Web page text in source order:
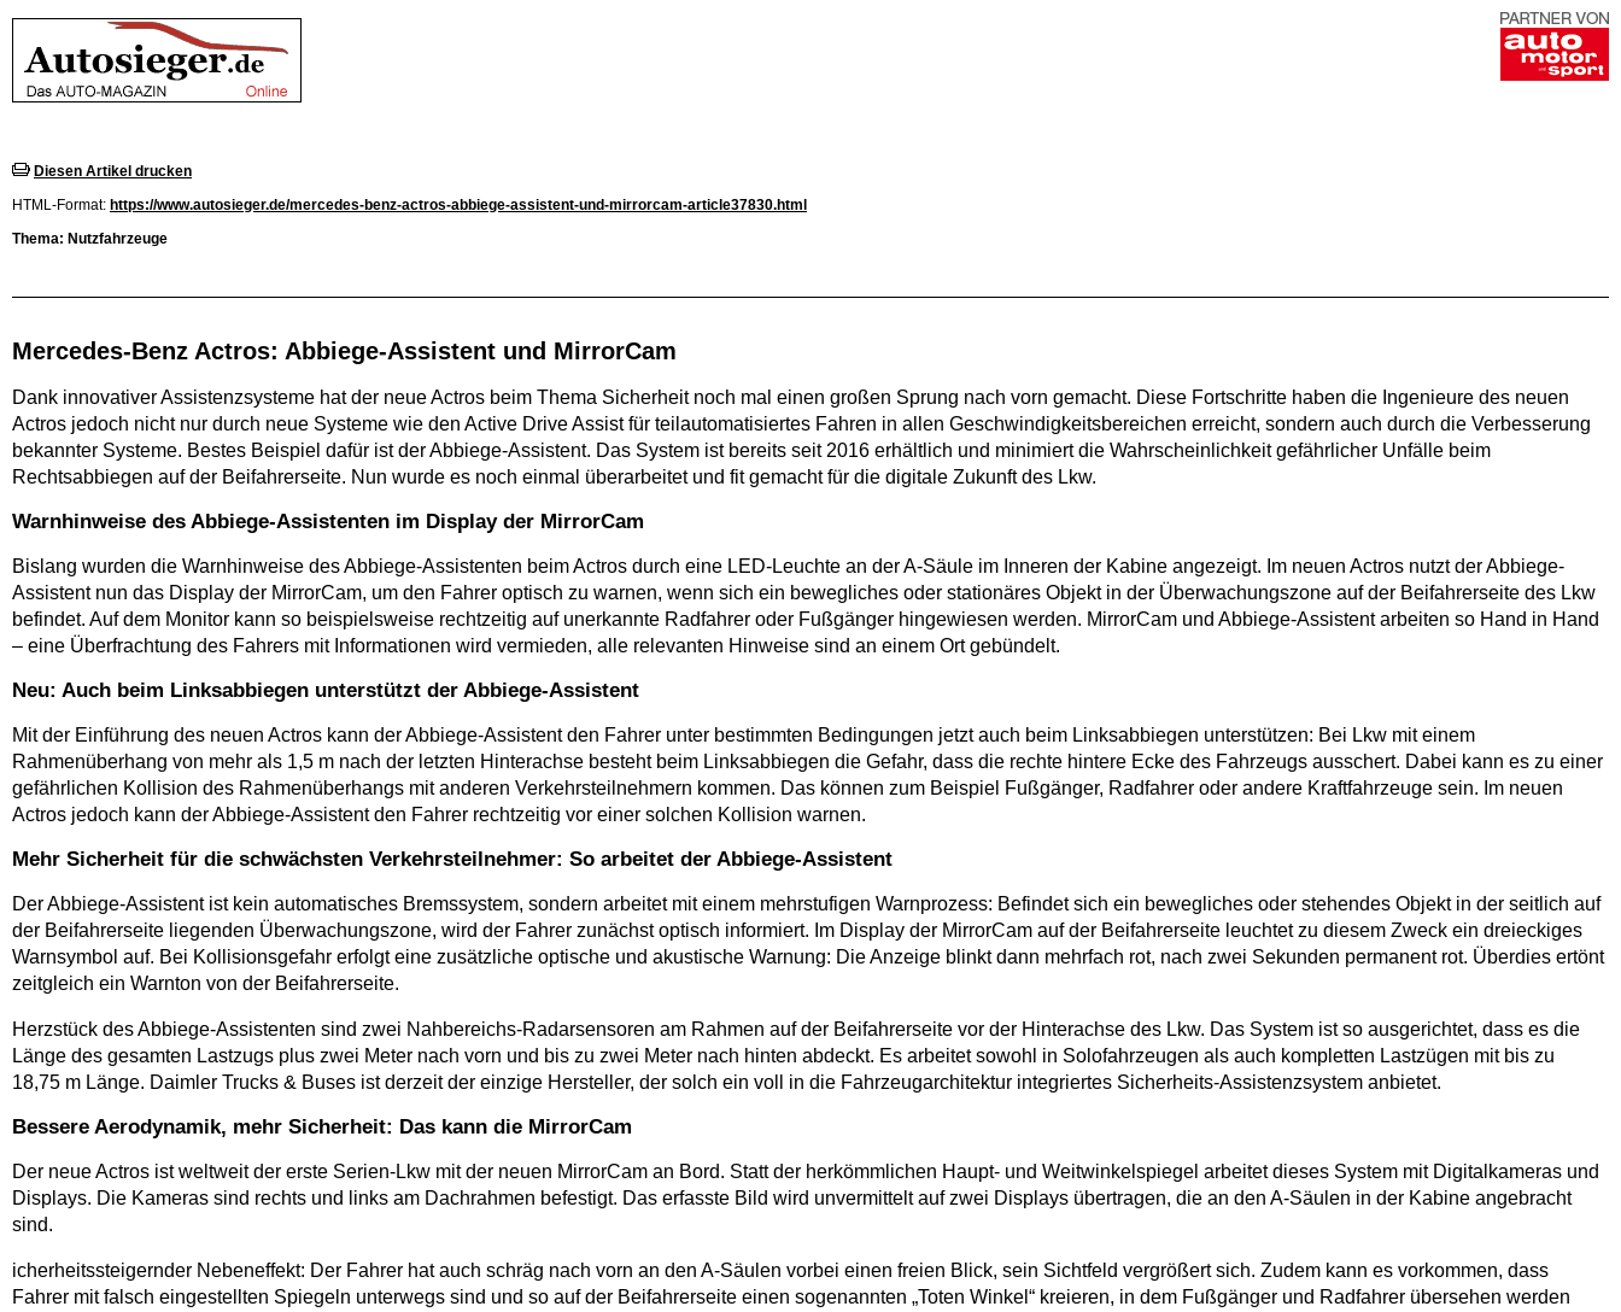
Diesen Artikel drucken
HTML-Format: https://www.autosieger.de/mercedes-benz-actros-abbiege-assistent-und-mirrorcam-article37830.html
Thema: Nutzfahrzeuge
Mercedes-Benz Actros: Abbiege-Assistent und MirrorCam
Dank innovativer Assistenzsysteme hat der neue Actros beim Thema Sicherheit noch mal einen großen Sprung nach vorn gemacht. Diese Fortschritte haben die Ingenieure des neuen
Actros jedoch nicht nur durch neue Systeme wie den Active Drive Assist für teilautomatisiertes Fahren in allen Geschwindigkeitsbereichen erreicht, sondern auch durch die Verbesserung
bekannter Systeme. Bestes Beispiel dafür ist der Abbiege-Assistent. Das System ist bereits seit 2016 erhältlich und minimiert die Wahrscheinlichkeit gefährlicher Unfälle beim
Rechtsabbiegen auf der Beifahrerseite. Nun wurde es noch einmal überarbeitet und fit gemacht für die digitale Zukunft des Lkw.
Warnhinweise des Abbiege-Assistenten im Display der MirrorCam
Bislang wurden die Warnhinweise des Abbiege-Assistenten beim Actros durch eine LED-Leuchte an der A-Säule im Inneren der Kabine angezeigt. Im neuen Actros nutzt der Abbiege-
Assistent nun das Display der MirrorCam, um den Fahrer optisch zu warnen, wenn sich ein bewegliches oder stationäres Objekt in der Überwachungszone auf der Beifahrerseite des Lkw
befindet. Auf dem Monitor kann so beispielsweise rechtzeitig auf unerkannte Radfahrer oder Fußgänger hingewiesen werden. MirrorCam und Abbiege-Assistent arbeiten so Hand in Hand
– eine Überfrachtung des Fahrers mit Informationen wird vermieden, alle relevanten Hinweise sind an einem Ort gebündelt.
Neu: Auch beim Linksabbiegen unterstützt der Abbiege-Assistent
Mit der Einführung des neuen Actros kann der Abbiege-Assistent den Fahrer unter bestimmten Bedingungen jetzt auch beim Linksabbiegen unterstützen: Bei Lkw mit einem
Rahmenüberhang von mehr als 1,5 m nach der letzten Hinterachse besteht beim Linksabbiegen die Gefahr, dass die rechte hintere Ecke des Fahrzeugs ausschert. Dabei kann es zu einer
gefährlichen Kollision des Rahmenüberhangs mit anderen Verkehrsteilnehmern kommen. Das können zum Beispiel Fußgänger, Radfahrer oder andere Kraftfahrzeuge sein. Im neuen
Actros jedoch kann der Abbiege-Assistent den Fahrer rechtzeitig vor einer solchen Kollision warnen.
Mehr Sicherheit für die schwächsten Verkehrsteilnehmer: So arbeitet der Abbiege-Assistent
Der Abbiege-Assistent ist kein automatisches Bremssystem, sondern arbeitet mit einem mehrstufigen Warnprozess: Befindet sich ein bewegliches oder stehendes Objekt in der seitlich auf
der Beifahrerseite liegenden Über­wachungszone, wird der Fahrer zunächst optisch informiert. Im Display der MirrorCam auf der Beifahrerseite leuchtet zu diesem Zweck ein dreieckiges
Warnsymbol auf. Bei Kollisionsgefahr erfolgt eine zusätzliche optische und akustische Warnung: Die Anzeige blinkt dann mehrfach rot, nach zwei Sekunden permanent rot. Überdies ertönt
zeitgleich ein Warnton von der Beifahrerseite.
Herzstück des Abbiege-Assistenten sind zwei Nahbereichs-Radarsensoren am Rahmen auf der Beifahrerseite vor der Hinterachse des Lkw. Das System ist so ausgerichtet, dass es die
Länge des gesamten Lastzugs plus zwei Meter nach vorn und bis zu zwei Meter nach hinten abdeckt. Es arbeitet sowohl in Solofahrzeugen als auch kompletten Lastzügen mit bis zu
18,75 m Länge. Daimler Trucks & Buses ist derzeit der einzige Hersteller, der solch ein voll in die Fahrzeugarchitektur integriertes Sicherheits-Assistenzsystem anbietet.
Bessere Aerodynamik, mehr Sicherheit: Das kann die MirrorCam
Der neue Actros ist weltweit der erste Serien-Lkw mit der neuen MirrorCam an Bord. Statt der herkömmlichen Haupt- und Weitwinkelspiegel arbeitet dieses System mit Digitalkameras und
Displays. Die Kameras sind rechts und links am Dachrahmen befestigt. Das erfasste Bild wird unvermittelt auf zwei Displays übertragen, die an den A-Säulen in der Kabine angebracht
sind.
icherheitssteigernder Nebeneffekt: Der Fahrer hat auch schräg nach vorn an den A-Säulen vorbei einen freien Blick, sein Sichtfeld vergrößert sich. Zudem kann es vorkommen, dass
Fahrer mit falsch eingestellten Spiegeln unterwegs sind und so auf der Beifahrerseite einen sogenannten „Toten Winkel“ kreieren, in dem Fußgänger und Radfahrer übersehen werden